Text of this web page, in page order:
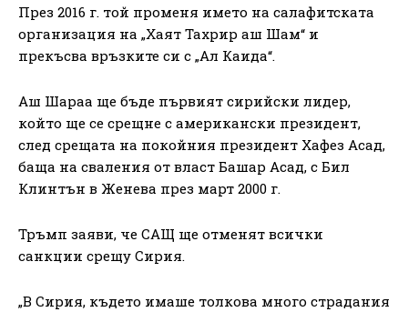
През 2016 г. той променя името на салафитската
организация на „Хаят Тахрир аш Шам“ и
прекъсва връзките си с „Ал Каида“.
Аш Шараа ще бъде първият сирийски лидер,
който ще се срещне с американски президент,
след срещата на покойния президент Хафез Асад,
баща на сваления от власт Башар Асад, с Бил
Клинтън в Женева през март 2000 г.
Тръмп заяви, че САЩ ще отменят всички
санкции срещу Сирия.
„В Сирия, където имаше толкова много страдания